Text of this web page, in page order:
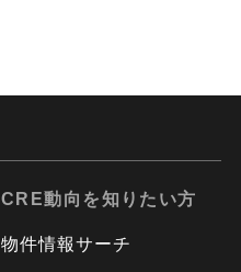
CRE動向を知りたい方
物件情報サーチ